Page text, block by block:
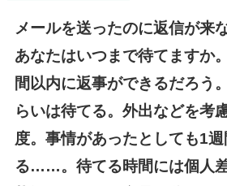
メールを送ったのに返信が来
あなたはいつまで待てますか
間以内に返事ができるだろう
らいは待てる。外出などを考
度。事情があったとしても1
る……。待てる時間には個人